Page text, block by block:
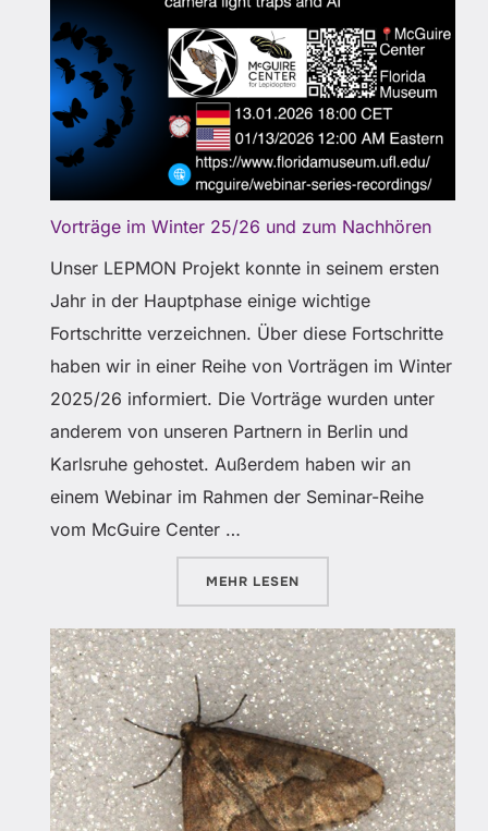
Vorträge im Winter 25/26 und zum Nachhören
Unser LEPMON Projekt konnte in seinem ersten
Jahr in der Hauptphase einige wichtige
Fortschritte verzeichnen. Über diese Fortschritte
haben wir in einer Reihe von Vorträgen im Winter
2025/26 informiert. Die Vorträge wurden unter
anderem von unseren Partnern in Berlin und
Karlsruhe gehostet. Außerdem haben wir an
einem Webinar im Rahmen der Seminar-Reihe
vom McGuire Center …
MEHR ÜBER „VORTRÄGE IM WINTER
LESEN